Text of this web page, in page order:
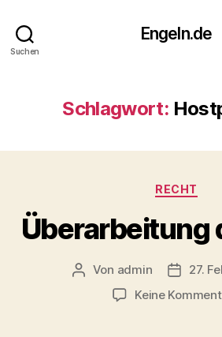
Suchen
Engeln.de
Schlagwort:
RECHT
Überarbeitung
Beitragsautor
Von admin
27.
Keine